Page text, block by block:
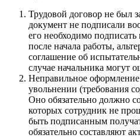
Трудовой договор не был
документ не подписали
его необходимо подписать
после начала работы,
соглашение об
случае начальника могут
Неправильное
увольнении (требования
Оно обязательно должно
которых сотрудник не
быть подписанным
обязательно составляют